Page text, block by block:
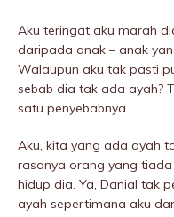
Aku teringat aku marah
daripada anak – anak
Walaupun aku tak pasti
sebab dia tak ada ayah?
satu penyebabnya.
Aku, kita yang ada ayah
rasanya orang yang
hidup dia. Ya, Danial tak
ayah sepertimana aku